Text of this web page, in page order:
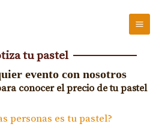
tu pastel
evento con nosotros
conocer el precio de tu pastel
personas es tu pastel?